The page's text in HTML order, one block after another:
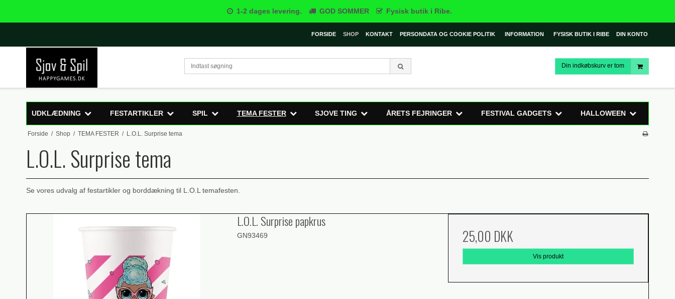
1-2 dages levering. GOD SOMMER Fysisk butik i Ribe.
FORSIDE SHOP KONTAKT PERSONDATA OG COOKIE POLITIK INFORMATION FYSISK BUTIK I RIBE DIN KONTO
Din indkøbskurv er tom
UDKLÆDNING FESTARTIKLER SPIL TEMA FESTER SJOVE TING ÅRETS FEJRINGER FESTIVAL GADGETS HALLOWEEN
Forside / Shop / TEMA FESTER / L.O.L. Surprise tema
L.O.L. Surprise tema
Se vores udvalg af festartikler og borddækning til L.O.L temafesten.
L.O.L. Surprise papkrus
GN93469 25,00 DKK
Vis produkt